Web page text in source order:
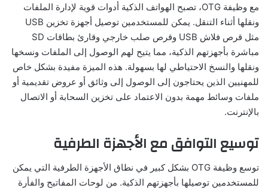
مع وظيفة OTG، تصبح الهواتف الذكية أدوات قوية لإدارة الملفات
ونقلها أثناء التنقل. يمكن للمستخدمين توصيل أجهزة تخزين USB
مثل قرص فلاش USB وقرص صلب خارجي وقارئ بطاقات SD
مباشرة بأجهزتهم الذكية، مما يتيح لهم الوصول إلى الملفات ونسخها
ونقلها والنسخ الاحتياطي لها بسهولة. هذه الميزة مفيدة بشكل خاص
للمهنيين الذين يحتاجون إلى الوصول إلى وثائق أو عروض تقديمية أو
ملفات وسائط مهمة بدون الاعتماد على تخزين السحابة أو الاتصال
بالإنترنت.
توسيع التوافق مع الأجهزة الطرفية
توسع وظيفة OTG بشكل كبير في نطاق الأجهزة الطرفية التي يمكن
للمستخدمين توصيلها بأجهزتهم الذكية. من لوحات المفاتيح والفأرة